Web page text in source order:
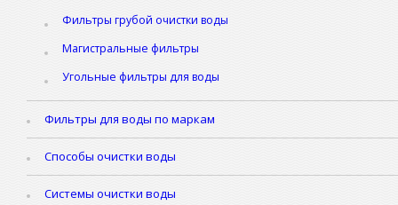
Фильтры грубой очистки воды
Магистральные фильтры
Угольные фильтры для воды
Фильтры для воды по маркам
Способы очистки воды
Системы очистки воды